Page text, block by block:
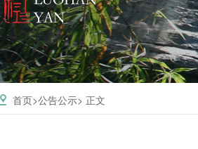
首页>公告公示> 正文